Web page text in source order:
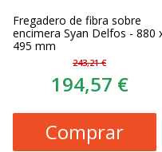
Fregadero de fibra sobre
encimera Syan Delfos - 880
495 mm
243,21 €
194,57 €
Comprar